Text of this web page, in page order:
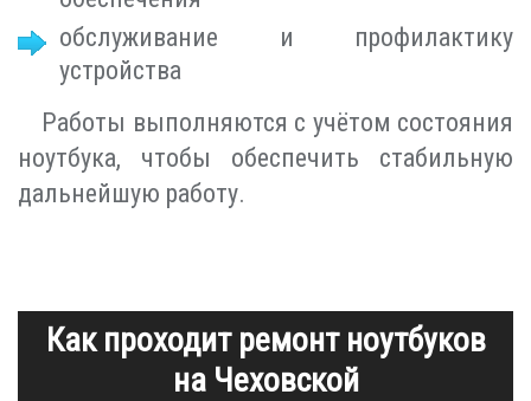
обслуживание и профилактику
устройства
Работы выполняются с учётом состояния
ноутбука, чтобы обеспечить стабильную
дальнейшую работу.
Как проходит ремонт ноутбуков
на Чеховской